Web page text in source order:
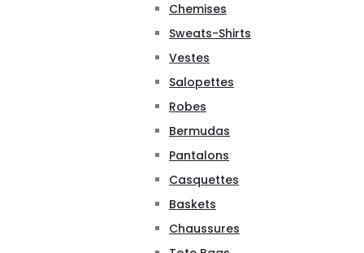
Chemises
Sweats-Shirts
Vestes
Salopettes
Robes
Bermudas
Pantalons
Casquettes
Baskets
Chaussures